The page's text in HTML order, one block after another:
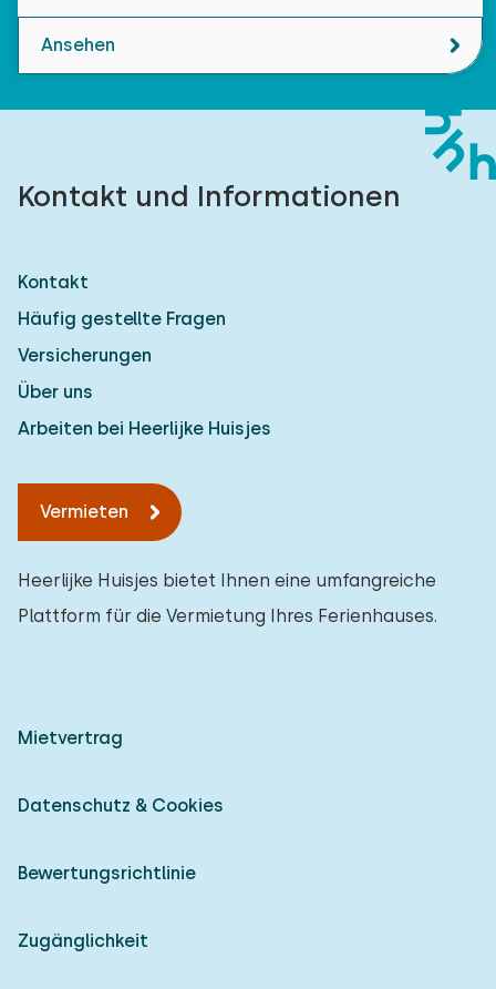
Ansehen
Kontakt und Informationen
Kontakt
Häufig gestellte Fragen
Versicherungen
Über uns
Arbeiten bei Heerlijke Huisjes
Vermieten
Heerlijke Huisjes bietet Ihnen eine umfangreiche
Plattform für die Vermietung Ihres Ferienhauses.
Mietvertrag
Datenschutz & Cookies
Bewertungsrichtlinie
Zugänglichkeit